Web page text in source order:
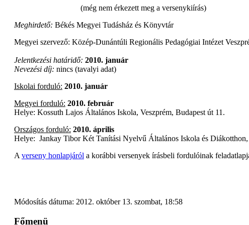
(még nem érkezett meg a versenykiírás)
Meghirdető: Békés Megyei Tudásház és Könyvtár
Megyei szervező: Közép-Dunántúli Regionális Pedagógiai Intézet
Jelentkezési határidő: 2010. január
Nevezési díj: nincs (tavalyi adat)
Iskolai forduló: 2010. január
Megyei forduló: 2010. február
Helye: Kossuth Lajos Általános Iskola, Veszprém, Budapest út 11.
Országos forduló: 2010. április
Helye: Jankay Tibor Két Tanítási Nyelvű Általános Iskola és Diákotthon,
A verseny honlapjáról a korábbi versenyek írásbeli fordulóinak
Módosítás dátuma: 2012. október 13. szombat, 18:58
Főmenü